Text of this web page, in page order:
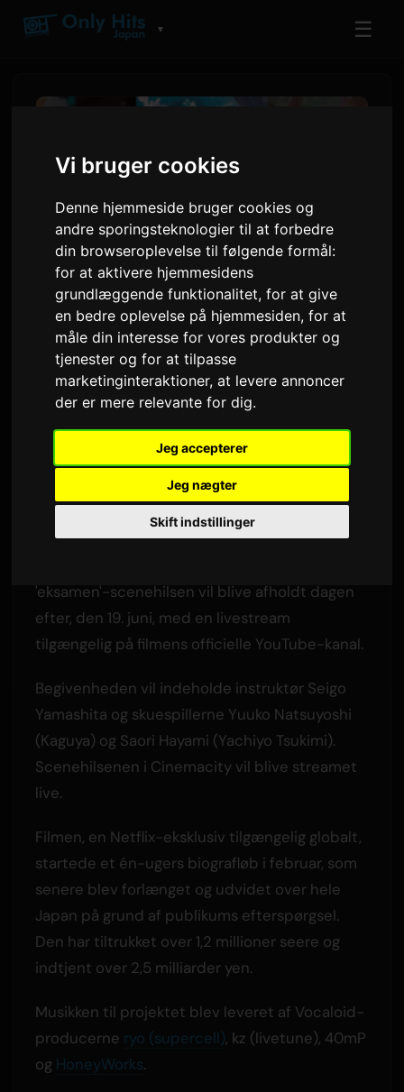
Vi bruger cookies
Denne hjemmeside bruger cookies og
andre sporingsteknologier til at forbedre
din browseroplevelse til følgende formål:
for at aktivere hjemmesidens
grundlæggende funktionalitet,for at give
en bedre oplevelse på hjemmesiden,for at
måle din interesse for vores produkter og
tjenester og for at tilpasse
marketinginteraktioner,at levere annoncer
der er mere relevante for dig.
Jeg accepterer
Jeg nægter
Skift indstillinger
▼ ☰
Netflix Animefilm 'Super
Kaguya-hime!' Afslutter
Biografløb og Annoncerer
Afskedsbegivenhed
2 juni 2026
Oversat fra engelsk
Animefilmen 'Super Kaguya-hime!' afslutter sit
'eksamen'-scenehilsen vil blive afholdt dagen
efter, den 19. juni, med en livestream
tilgængelig på filmens officielle YouTube-kanal.
Begivenheden vil indeholde instruktør Seigo
Yamashita og skuespillerne Yuuko Natsuyoshi
(Kaguya) og Saori Hayami (Yachiyo Tsukimi).
Scenehilsenen i Cinemacity vil blive streamet
live.
Filmen, en Netflix-eksklusiv tilgængelig globalt,
startede et én-ugers biografløb i februar, som
senere blev forlænget og udvidet over hele
Japan på grund af publikums efterspørgsel.
Den har tiltrukket over 1,2 millioner seere og
indtjent over 2,5 milliarder yen.
Musikken til projektet blev leveret af Vocaloid-
producerne ryo (supercell), kz (livetune), 40mP
og HoneyWorks.